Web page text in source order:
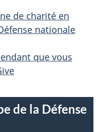
de charité en
nationale
que vous
de la Défense